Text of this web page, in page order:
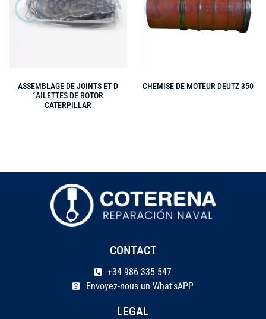
ASSEMBLAGE DE JOINTS ET D
´AILETTES DE ROTOR
CATERPILLAR
CHEMISE DE MOTEUR DEUTZ 350
CONTACT
+34 986 335 547
Envoyez-nous un What'sAPP
LEGAL